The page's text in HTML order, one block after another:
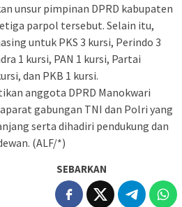
unsur pimpinan DPRD kabupaten
parpol tersebut. Selain itu,
untuk PKS 3 kursi, Perindo 3
1 kursi, PAN 1 kursi, Partai
dan PKB 1 kursi.
anggota DPRD Manokwari
gabungan TNI dan Polri yang
serta dihadiri pendukung dan
(ALF/*)
SEBARKAN